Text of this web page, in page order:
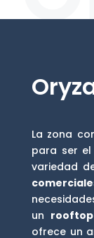
La zona
para ser
variedad
un rooftop
ofrece un